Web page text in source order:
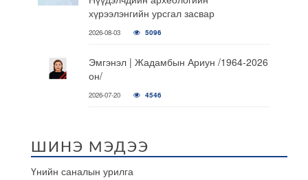
хүрээлэнгийн урсгал засвар
2026-08-03 5096
Эмгэнэл | Жадамбын Ариун /1964-2026
он/
2026-07-20 4546
ШИНЭ МЭДЭЭ
Үнийн саналын урилга